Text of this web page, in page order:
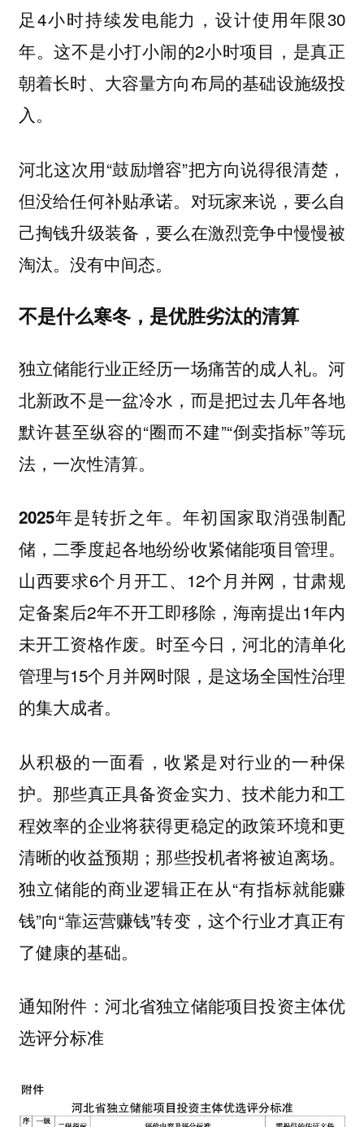
足4小时持续发电能力，设计使用年限30
年。这不是小打小闹的2小时项目，是真正
朝着长时、大容量方向布局的基础设施级投
入。
河北这次用“鼓励增容”把方向说得很清楚，
但没给任何补贴承诺。对玩家来说，要么自
己掏钱升级装备，要么在激烈竞争中慢慢被
淘汰。没有中间态。
不是什么寒冬，是优胜劣汰的清算
独立储能行业正经历一场痛苦的成人礼。河
北新政不是一盆冷水，而是把过去几年各地
默许甚至纵容的“圈而不建”“倒卖指标”等玩
法，一次性清算。
2025年是转折之年。年初国家取消强制配
储，二季度起各地纷纷收紧储能项目管理。
山西要求6个月开工、12个月并网，甘肃规
定备案后2年不开工即移除，海南提出1年内
未开工资格作废。时至今日，河北的清单化
管理与15个月并网时限，是这场全国性治理
的集大成者。
从积极的一面看，收紧是对行业的一种保
护。那些真正具备资金实力、技术能力和工
程效率的企业将获得更稳定的政策环境和更
清晰的收益预期；那些投机者将被迫离场。
独立储能的商业逻辑正在从“有指标就能赚
钱”向“靠运营赚钱”转变，这个行业才真正有
了健康的基础。
通知附件：河北省独立储能项目投资主体优
选评分标准